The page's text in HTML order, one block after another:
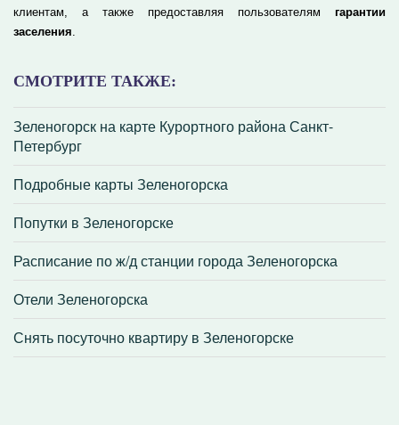
СМОТРИТЕ ТАКЖЕ:
Зеленогорск на карте Курортного района Санкт-
Петербург
Подробные карты Зеленогорска
Попутки в Зеленогорске
Расписание по ж/д станции города Зеленогорска
Отели Зеленогорска
Снять посуточно квартиру в Зеленогорске
клиентам, а также предоставляя пользователям гарантии
заселения.